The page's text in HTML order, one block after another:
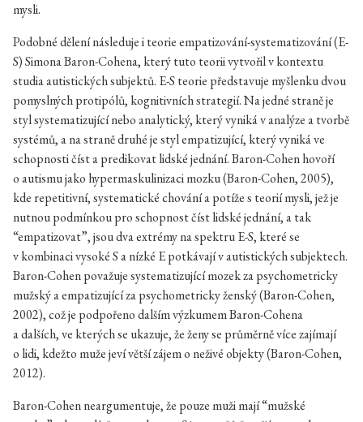
mysli.
Podobné dělení následuje i teorie empatizování-systematizování (E-
S) Simona Baron-Cohena, který tuto teorii vytvořil v kontextu
studia autistických subjektů. E-S teorie představuje myšlenku dvou
pomyslných protipólů, kognitivních strategií. Na jedné straně je
styl systematizující nebo analytický, který vyniká v analýze a tvorbě
systémů, a na straně druhé je styl empatizující, který vyniká ve
schopnosti číst a predikovat lidské jednání. Baron-Cohen hovoří
o autismu jako hypermaskulinizaci mozku (Baron-Cohen, 2005),
kde repetitivní, systematické chování a potíže s teorií mysli, jež je
nutnou podmínkou pro schopnost číst lidské jednání, a tak
“empatizovat”, jsou dva extrémy na spektru E-S, které se
v kombinaci vysoké S a nízké E potkávají v autistických subjektech.
Baron-Cohen považuje systematizující mozek za psychometricky
mužský a empatizující za psychometricky ženský (Baron-Cohen,
2002), což je podpořeno dalším výzkumem Baron-Cohena
a dalších, ve kterých se ukazuje, že ženy se průměrně více zajímají
o lidi, kdežto muže jeví větší zájem o neživé objekty (Baron-Cohen,
2012).
Baron-Cohen neargumentuje, že pouze muži mají “mužské